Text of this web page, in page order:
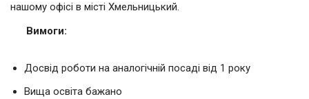
нашому офісі в місті Хмельницький.
Вимоги:
Досвід роботи на аналогічній посаді від 1 року
Вища освіта бажано